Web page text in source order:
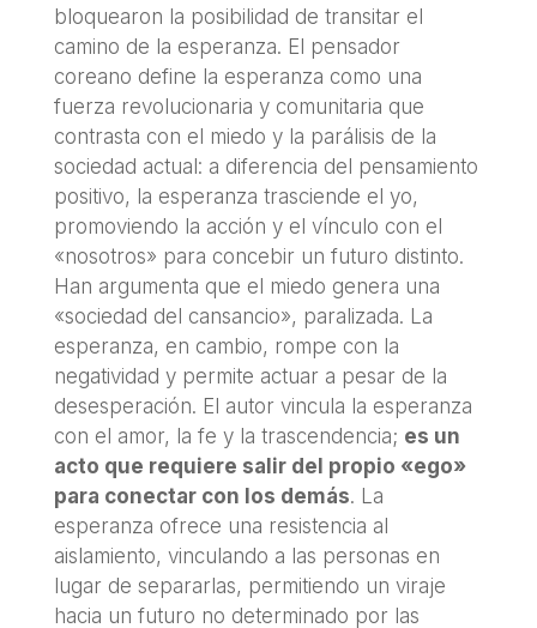
bloquearon la posibilidad de transitar el
camino de la esperanza. El pensador
coreano define la esperanza como una
fuerza revolucionaria y comunitaria que
contrasta con el miedo y la parálisis de la
sociedad actual: a diferencia del pensamiento
positivo, la esperanza trasciende el yo,
promoviendo la acción y el vínculo con el
«nosotros» para concebir un futuro distinto.
Han argumenta que el miedo genera una
«sociedad del cansancio», paralizada. La
esperanza, en cambio, rompe con la
negatividad y permite actuar a pesar de la
desesperación. El autor vincula la esperanza
con el amor, la fe y la trascendencia; es un
acto que requiere salir del propio «ego»
para conectar con los demás. La
esperanza ofrece una resistencia al
aislamiento, vinculando a las personas en
lugar de separarlas, permitiendo un viraje
hacia un futuro no determinado por las